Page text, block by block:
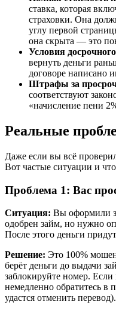
ставка, которая
страховки. Она
углу первой
она скрыта — это
Условия
вернуть деньги
договоре написано
Штрафы за
соответствуют
«начисление пени
Реальные
Даже если вы всё
Вот частые ситуации и что
Проблема 1: Вас
Ситуация: Вы оформили
одобрен займ, но нужно
После этого деньги
Решение: Это 100%
берёт деньги до выдачи
заблокируйте номер.
немедленно обратитесь
удастся отменить перевод).